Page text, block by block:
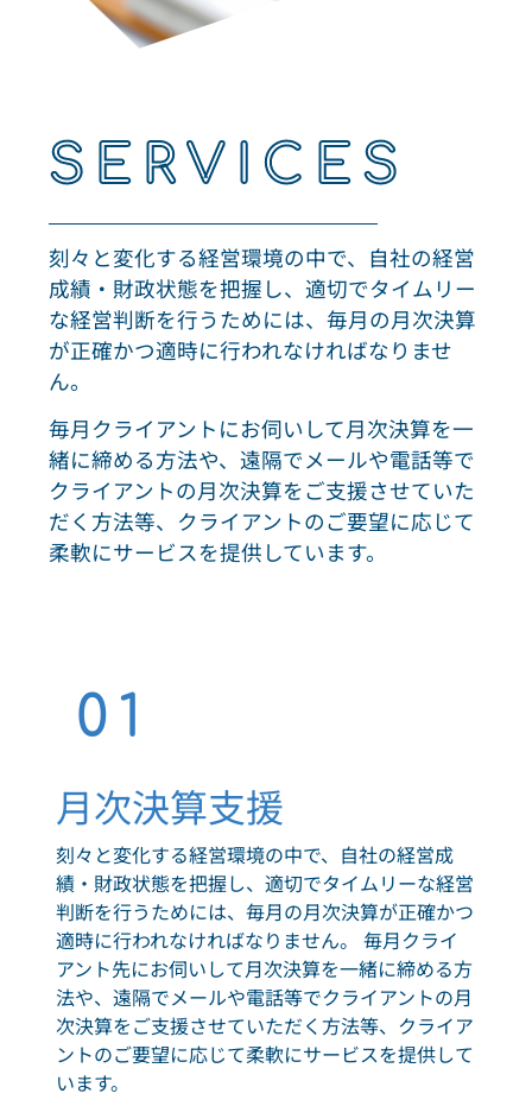
SERVICES
刻々と変化する経営環境の中で、自社の経営
成績・財政状態を把握し、適切でタイムリー
な経営判断を行うためには、毎月の月次決算
が正確かつ適時に行われなければなりませ
ん。
毎月クライアントにお伺いして月次決算を一
緒に締める方法や、遠隔でメールや電話等で
クライアントの月次決算をご支援させていた
だく方法等、クライアントのご要望に応じて
柔軟にサービスを提供しています。
01
月次決算支援
刻々と変化する経営環境の中で、自社の経営成
績・財政状態を把握し、適切でタイムリーな経営
判断を行うためには、毎月の月次決算が正確かつ
適時に行われなければなりません。 毎月クライ
アント先にお伺いして月次決算を一緒に締める方
法や、遠隔でメールや電話等でクライアントの月
次決算をご支援させていただく方法等、クライア
ントのご要望に応じて柔軟にサービスを提供して
います。